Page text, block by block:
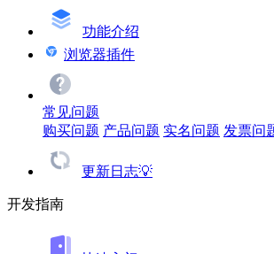
功能介绍
浏览器插件
常见问题
购买问题 产品问题 实名问题 发票问
更新日志💡
开发指南